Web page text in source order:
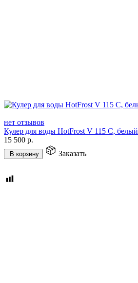
нет отзывов
Кулер для воды HotFrost V 115 C, белый
15 500 р.
В корзину Заказать